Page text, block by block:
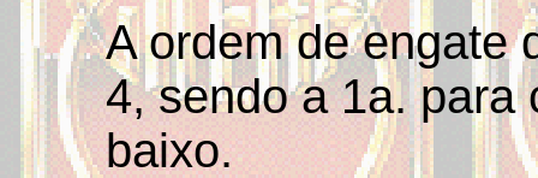
A ordem de engate
4, sendo a 1a. para
baixo.